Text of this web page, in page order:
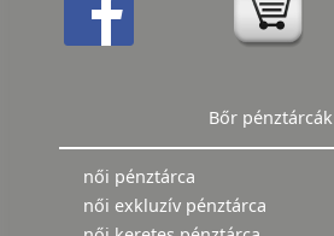
Bőr pénztárcák
női pénztárca
női exkluzív pénztárca